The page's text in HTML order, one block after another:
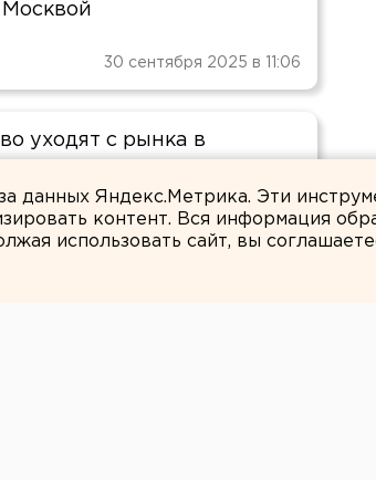
Москвой
30 сентября 2025 в 11:06
уходят с рынка в
30 сентября 2025 в 10:54
данных Яндекс.Метрика. Эти
контент. Вся информация
использовать сайт, вы